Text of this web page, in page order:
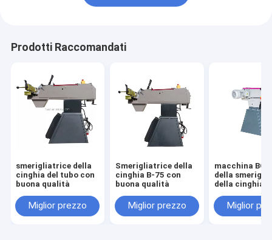
Prodotti Raccomandati
smerigliatrice della
cinghia del tubo con
buona qualità
Miglior prezzo
Smerigliatrice della
cinghia B-75 con
buona qualità
Miglior prezzo
macchina BG-
della
della cinghia
75mmMiglior